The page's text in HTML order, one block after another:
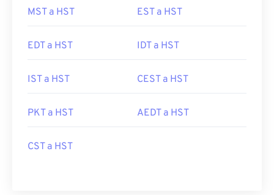
MST a HST EST a HST
EDT a HST IDT a HST
IST a HST CEST a HST
PKT a HST AEDT a HST
CST a HST